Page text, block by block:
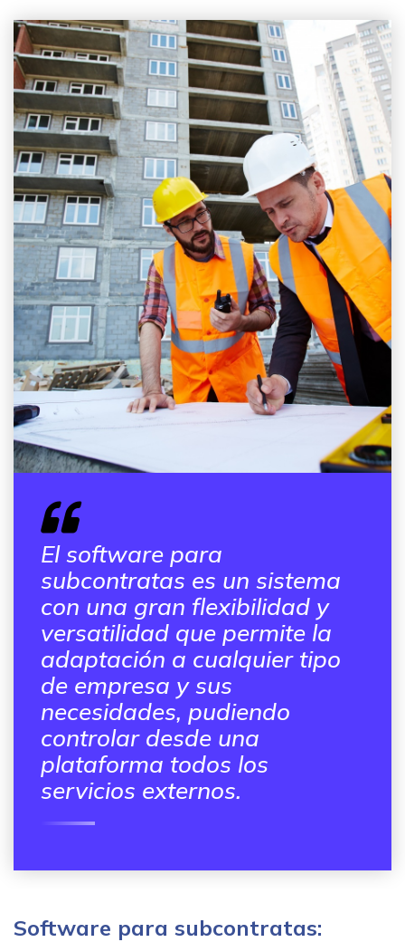
El software para
subcontratas es un sistema
con una gran flexibilidad y
versatilidad que permite la
adaptación a cualquier tipo
de empresa y sus
necesidades, pudiendo
controlar desde una
plataforma todos los
servicios externos.
Software para subcontratas: